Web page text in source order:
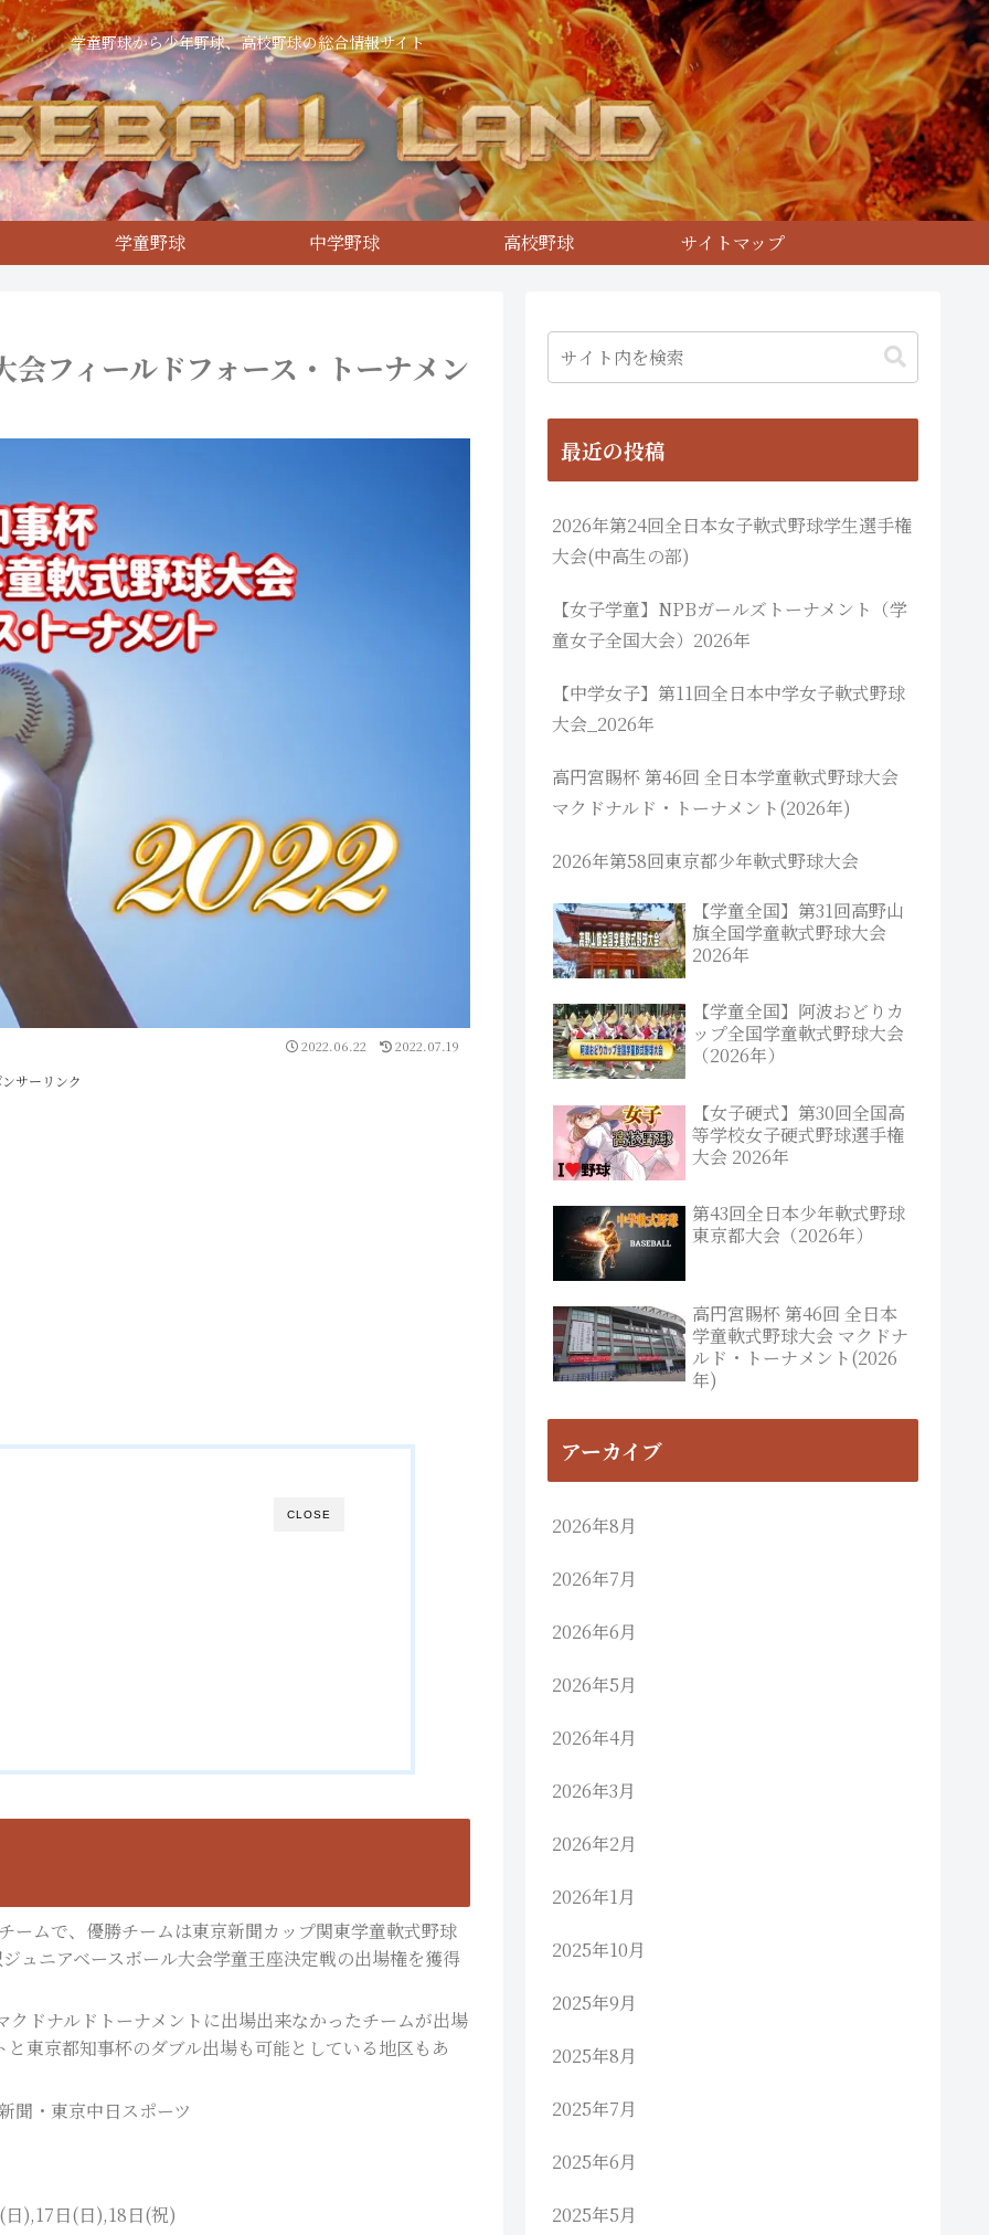
学童野球から少年野球、高校野球の総合情報サイト
学童野球 中学野球 高校野球 サイトマップ
フィールドフォース・トーナメン
2022.06.22 2022.07.19
サーリンク
CLOSE
ームで、優勝チームは東京新聞カップ関東学童軟式野球
ュニアベースボール大会学童王座決定戦の出場権を獲得
ドナルドトーナメントに出場出来なかったチームが出場
東京都知事杯のダブル出場も可能としている地区もあ
・東京中日スポーツ
日(日),18日(祝)
最近の投稿
2026年第24回全日本女子軟式野球学生選手権
大会(中高生の部)
【女子学童】NPBガールズトーナメント（学
童女子全国大会）2026年
【中学女子】第11回全日本中学女子軟式野球
大会_2026年
高円宮賜杯 第46回 全日本学童軟式野球大会
マクドナルド・トーナメント(2026年)
2026年第58回東京都少年軟式野球大会
【学童全国】第31回高野山
旗全国学童軟式野球大会
2026年
【学童全国】阿波おどりカ
ップ全国学童軟式野球大会
（2026年）
【女子硬式】第30回全国高
等学校女子硬式野球選手権
大会 2026年
第43回全日本少年軟式野球
東京都大会（2026年）
高円宮賜杯 第46回 全日本
学童軟式野球大会 マクドナ
ルド・トーナメント(2026
年)
アーカイブ
2026年8月
2026年7月
2026年6月
2026年5月
2026年4月
2026年3月
2026年2月
2026年1月
2025年10月
2025年9月
2025年8月
2025年7月
2025年6月
2025年5月